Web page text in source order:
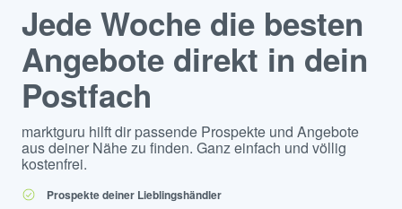
Jede Woche die besten
Angebote direkt in dein
Postfach
marktguru hilft dir passende Prospekte und Angebote
aus deiner Nähe zu finden. Ganz einfach und völlig
kostenfrei.
Prospekte deiner Lieblingshändler